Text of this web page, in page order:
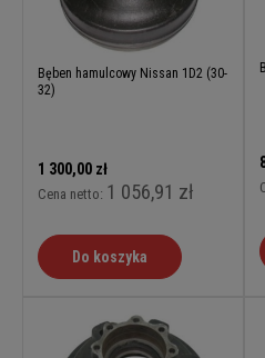
Bęben hamulcowy Nissan 1D2 (30-
32)
1 300,00 zł
Cena netto: 1 056,91 zł
Do koszyka